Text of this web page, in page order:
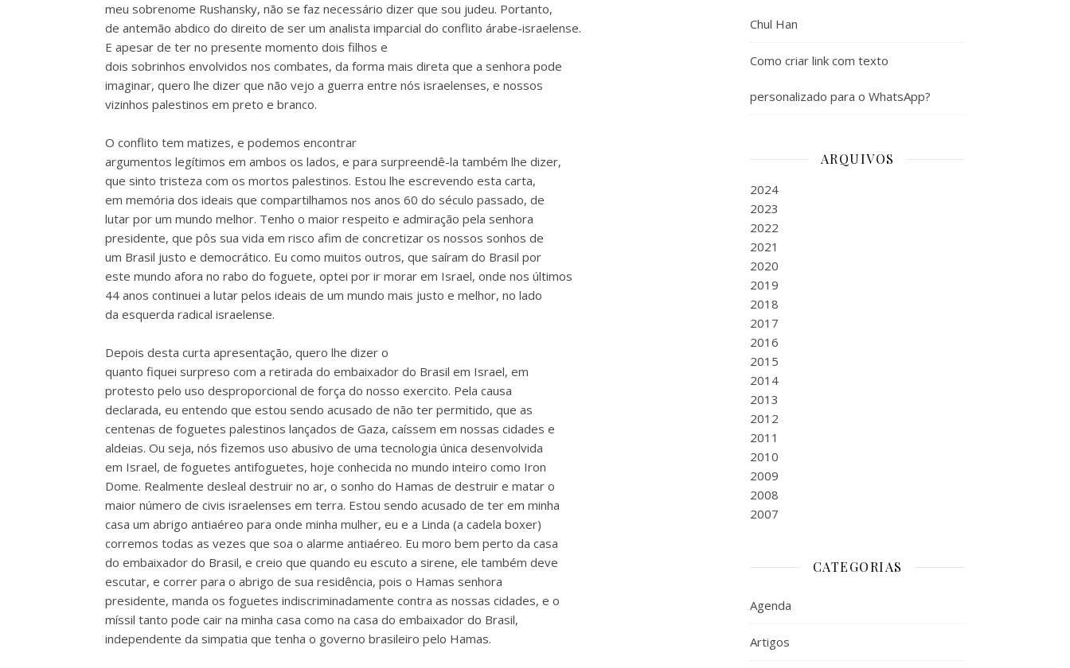
meu sobrenome Rushansky, não se faz necessário dizer que sou judeu. Portanto,
de antemão abdico do direito de ser um analista imparcial do conflito árabe-israelense.
E apesar de ter no presente momento dois filhos e
dois sobrinhos envolvidos nos combates, da forma mais direta que a senhora pode
imaginar, quero lhe dizer que não vejo a guerra entre nós israelenses, e nossos
vizinhos palestinos em preto e branco.
O conflito tem matizes, e podemos encontrar
argumentos legítimos em ambos os lados, e para surpreendê-la também lhe dizer,
que sinto tristeza com os mortos palestinos. Estou lhe escrevendo esta carta,
em memória dos ideais que compartilhamos nos anos 60 do século passado, de
lutar por um mundo melhor. Tenho o maior respeito e admiração pela senhora
presidente, que pôs sua vida em risco afim de concretizar os nossos sonhos de
um Brasil justo e democrático. Eu como muitos outros, que saíram do Brasil por
este mundo afora no rabo do foguete, optei por ir morar em Israel, onde nos últimos
44 anos continuei a lutar pelos ideais de um mundo mais justo e melhor, no lado
da esquerda radical israelense.
Depois desta curta apresentação, quero lhe dizer o
quanto fiquei surpreso com a retirada do embaixador do Brasil em Israel, em
protesto pelo uso desproporcional de força do nosso exercito. Pela causa
declarada, eu entendo que estou sendo acusado de não ter permitido, que as
centenas de foguetes palestinos lançados de Gaza, caíssem em nossas cidades e
aldeias. Ou seja, nós fizemos uso abusivo de uma tecnologia única desenvolvida
em Israel, de foguetes antifoguetes, hoje conhecida no mundo inteiro como Iron
Dome. Realmente desleal destruir no ar, o sonho do Hamas de destruir e matar o
maior número de civis israelenses em terra. Estou sendo acusado de ter em minha
casa um abrigo antiaéreo para onde minha mulher, eu e a Linda (a cadela boxer)
corremos todas as vezes que soa o alarme antiaéreo. Eu moro bem perto da casa
do embaixador do Brasil, e creio que quando eu escuto a sirene, ele também deve
escutar, e correr para o abrigo de sua residência, pois o Hamas senhora
presidente, manda os foguetes indiscriminadamente contra as nossas cidades, e o
míssil tanto pode cair na minha casa como na casa do embaixador do Brasil,
independente da simpatia que tenha o governo brasileiro pelo Hamas.
Chul Han
Como criar link com texto
personalizado para o WhatsApp?
ARQUIVOS
2024
2023
2022
2021
2020
2019
2018
2017
2016
2015
2014
2013
2012
2011
2010
2009
2008
2007
CATEGORIAS
Agenda
Artigos